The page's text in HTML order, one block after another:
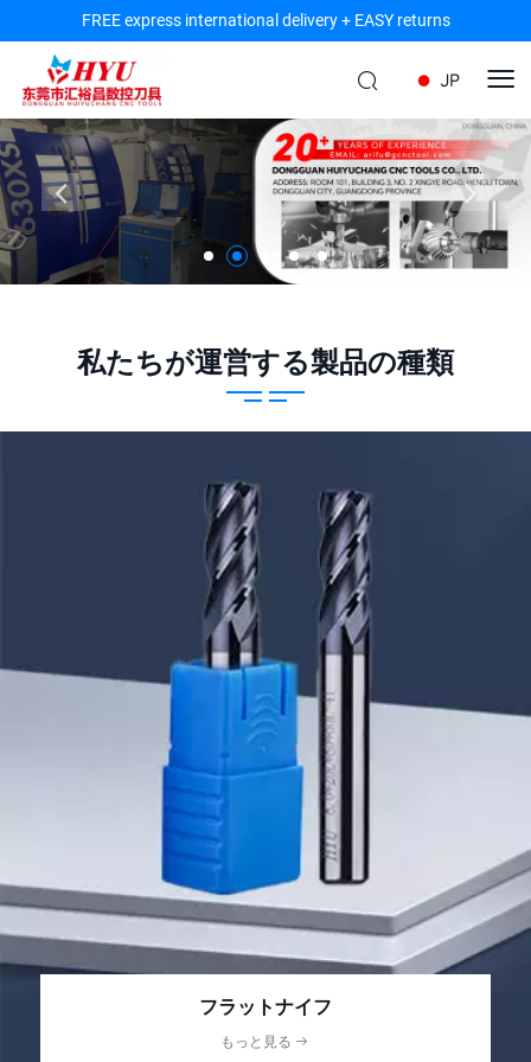
FREE express international delivery + EASY returns
JP
私たちが運営する製品の種類
フラットナイフ
もっと見る